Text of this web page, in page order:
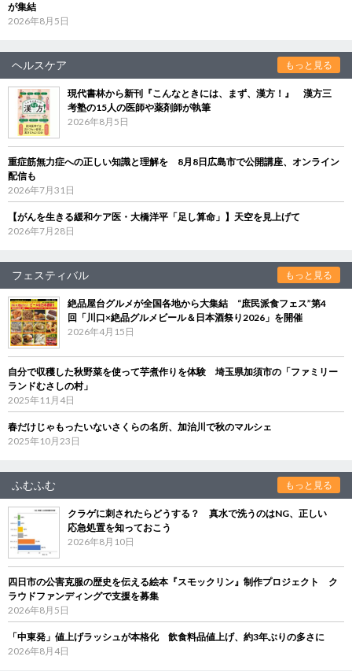
が集結
2026年8月5日
ヘルスケア もっと見る
現代書林から新刊『こんなときには、まず、漢方！』 漢方三
考塾の15人の医師や薬剤師が執筆
2026年8月5日
重症筋無力症への正しい知識と理解を 8月8日広島市で公開講座、オンライン
配信も
2026年7月31日
【がんを生きる緩和ケア医・大橋洋平「足し算命」】天空を見上げて
2026年7月28日
フェスティバル もっと見る
絶品屋台グルメが全国各地から大集結 “庶民派食フェス”第4
回「川口×絶品グルメビール＆日本酒祭り2026」を開催
2026年4月15日
自分で収穫した秋野菜を使って芋煮作りを体験 埼玉県加須市の「ファミリー
ランドむさしの村」
2025年11月4日
春だけじゃもったいないさくらの名所、加治川で秋のマルシェ
2025年10月23日
ふむふむ もっと見る
クラゲに刺されたらどうする？ 真水で洗うのはNG、正しい
応急処置を知っておこう
2026年8月10日
四日市の公害克服の歴史を伝える絵本『スモックリン』制作プロジェクト ク
ラウドファンディングで支援を募集
2026年8月5日
「中東発」値上げラッシュが本格化 飲食料品値上げ、約3年ぶりの多さに
2026年8月4日